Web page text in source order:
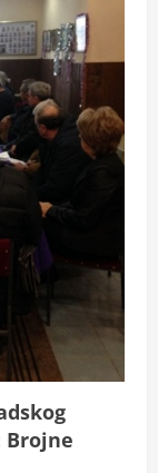
Brojne